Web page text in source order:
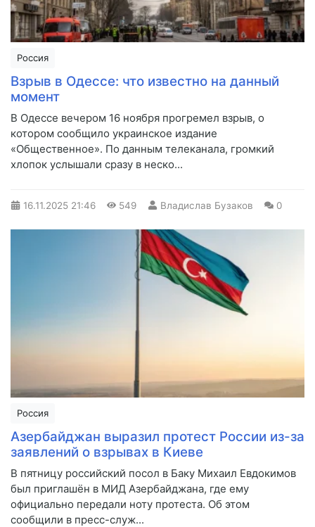
Россия
Взрыв в Одессе: что известно на данный
момент
В Одессе вечером 16 ноября прогремел взрыв, о
котором сообщило украинское издание
«Общественное». По данным телеканала, громкий
хлопок услышали сразу в неско...
16.11.2025 21:46 549 Владислав Бузаков 0
Россия
Азербайджан выразил протест России из-за
заявлений о взрывах в Киеве
В пятницу российский посол в Баку Михаил Евдокимов
был приглашён в МИД Азербайджана, где ему
официально передали ноту протеста. Об этом
сообщили в пресс-служ...